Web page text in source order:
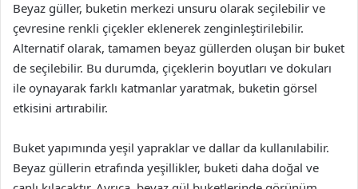
Beyaz güller, buketin merkezi unsuru olarak seçilebilir ve
çevresine renkli çiçekler eklenerek zenginleştirilebilir.
Alternatif olarak, tamamen beyaz güllerden oluşan bir buket
de seçilebilir. Bu durumda, çiçeklerin boyutları ve dokuları
ile oynayarak farklı katmanlar yaratmak, buketin görsel
etkisini artırabilir.
Buket yapımında yeşil yapraklar ve dallar da kullanılabilir.
Beyaz güllerin etrafında yeşillikler, buketi daha doğal ve